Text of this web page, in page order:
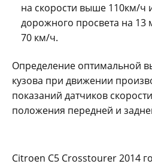
на скорости выше 110км/ч
дорожного просвета на 13
70 км/ч.
Определение оптимальной
кузова при движении
показаний датчиков
положения передней и
Сitroen С5 Сrosstourer 2014